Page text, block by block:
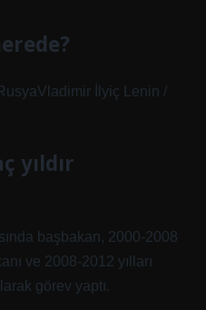
İlyiç Lenin /
yıldır
başbakan, 2000-2008
ve 2008-2012 yılları
görev yaptı.